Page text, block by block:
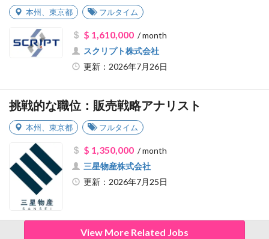
本州 東京都 フルタイム
$ 1,610,000/ month
スクリプト株式会社
更新：2026年7月26日
挑戦的な職位：販売戦略アナリスト
本州 東京都 フルタイム
$ 1,350,000/ month
三星物産株式会社
更新：2026年7月25日
View More Related Jobs